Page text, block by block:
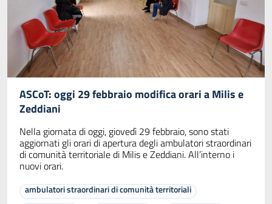
ASCoT: oggi 29 febbraio modifica orari a Milis e
Zeddiani
Nella giornata di oggi, giovedì 29 febbraio, sono stati
aggiornati gli orari di apertura degli ambulatori straordinari
di comunità territoriale di Milis e Zeddiani. All’interno i
nuovi orari.
ambulatori straordinari di comunità territoriali